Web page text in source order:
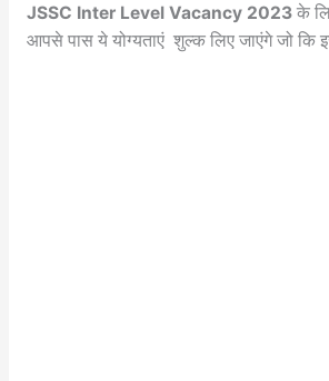
JSSC Inter Level Vacancy 2023 के
आपसे पास ये योग्यताएं शुल्क लिए जाएंगे जो कि